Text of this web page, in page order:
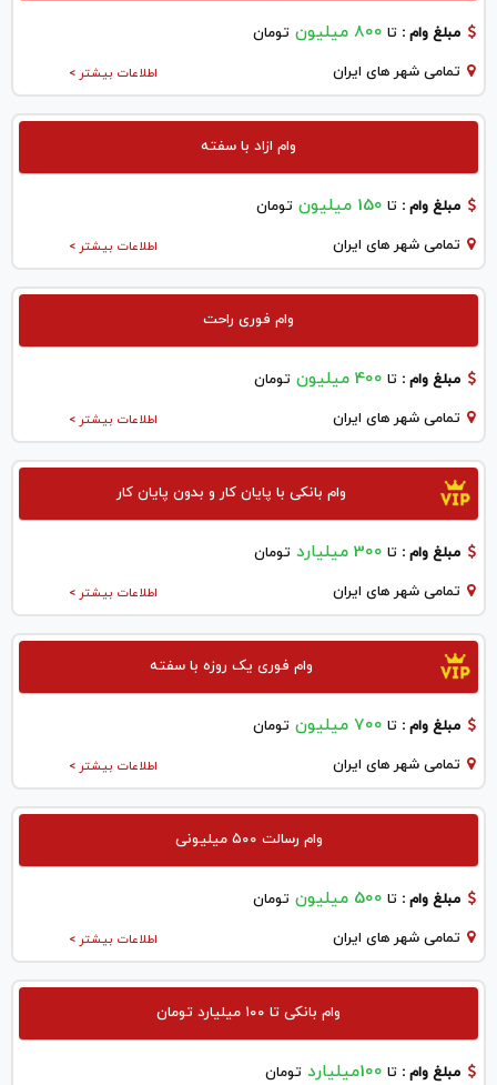
مبلغ وام : تا 800 میلیون تومان
اطلاعات بیشتر > تمامی شهر های ایران
وام ازاد با سفته
مبلغ وام : تا 150 میلیون تومان
اطلاعات بیشتر > تمامی شهر های ایران
وام فوری راحت
مبلغ وام : تا 400 میلیون تومان
اطلاعات بیشتر > تمامی شهر های ایران
وام بانکی با پایان کار و بدون پایان کار
مبلغ وام : تا 300 میلیارد تومان
اطلاعات بیشتر > تمامی شهر های ایران
وام فوری یک روزه با سفته
مبلغ وام : تا 700 میلیون تومان
اطلاعات بیشتر > تمامی شهر های ایران
وام رسالت ۵۰۰ میلیونی
مبلغ وام : تا 500 میلیون تومان
اطلاعات بیشتر > تمامی شهر های ایران
وام بانکی تا ۱۰۰ میلیارد تومان
مبلغ وام : تا 100میلیارد تومان